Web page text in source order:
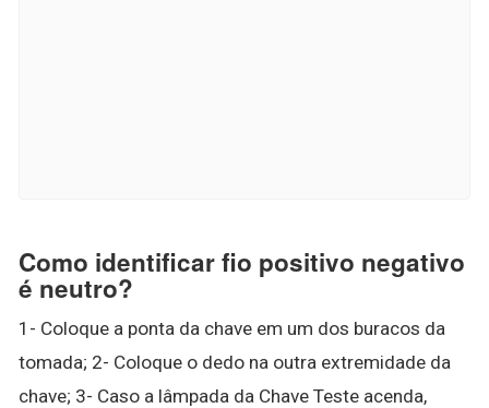
Como identificar fio positivo negativo
é neutro?
1- Coloque a ponta da chave em um dos buracos da
tomada; 2- Coloque o dedo na outra extremidade da
chave; 3- Caso a lâmpada da Chave Teste acenda,